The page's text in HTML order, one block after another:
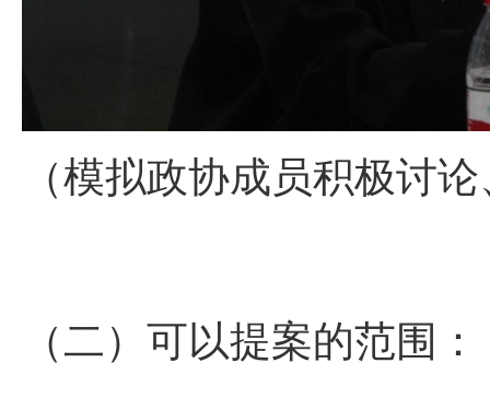
（模拟政协成员积极讨
（二）可以提案的范围：